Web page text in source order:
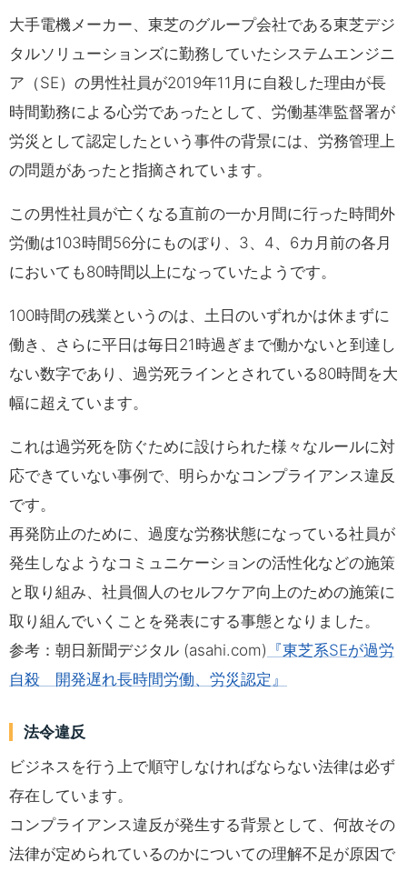
大手電機メーカー、東芝のグループ会社である東芝デジ
タルソリューションズに勤務していたシステムエンジニ
ア（SE）の男性社員が2019年11月に自殺した理由が長
時間勤務による心労であったとして、労働基準監督署が
労災として認定したという事件の背景には、労務管理上
の問題があったと指摘されています。
この男性社員が亡くなる直前の一か月間に行った時間外
労働は103時間56分にものぼり、3、4、6カ月前の各月
においても80時間以上になっていたようです。
100時間の残業というのは、土日のいずれかは休まずに
働き、さらに平日は毎日21時過ぎまで働かないと到達し
ない数字であり、過労死ラインとされている80時間を大
幅に超えています。
これは過労死を防ぐために設けられた様々なルールに対
応できていない事例で、明らかなコンプライアンス違反
です。
再発防止のために、過度な労務状態になっている社員が
発生しなようなコミュニケーションの活性化などの施策
と取り組み、社員個人のセルフケア向上のための施策に
取り組んでいくことを発表にする事態となりました。
参考：朝日新聞デジタル (asahi.com) 『東芝系SEが過労
自殺 開発遅れ長時間労働、労災認定』
法令違反
ビジネスを行う上で順守しなければならない法律は必ず
存在しています。
コンプライアンス違反が発生する背景として、何故その
法律が定められているのかについての理解不足が原因で